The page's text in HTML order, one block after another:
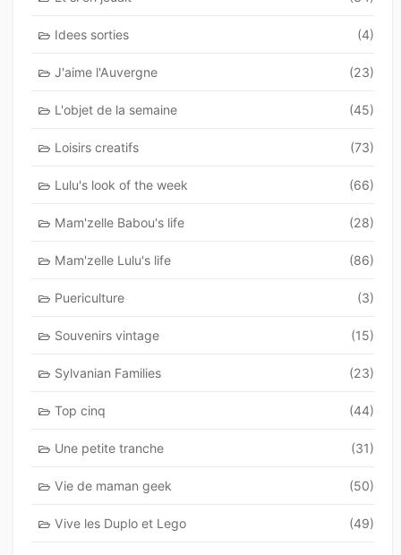
Idees sorties (4)
J'aime l'Auvergne (23)
L'objet de la semaine (45)
Loisirs creatifs (73)
Lulu's look of the week (66)
Mam'zelle Babou's life (28)
Mam'zelle Lulu's life (86)
Puericulture (3)
Souvenirs vintage (15)
Sylvanian Families (23)
Top cinq (44)
Une petite tranche (31)
Vie de maman geek (50)
Vive les Duplo et Lego (49)